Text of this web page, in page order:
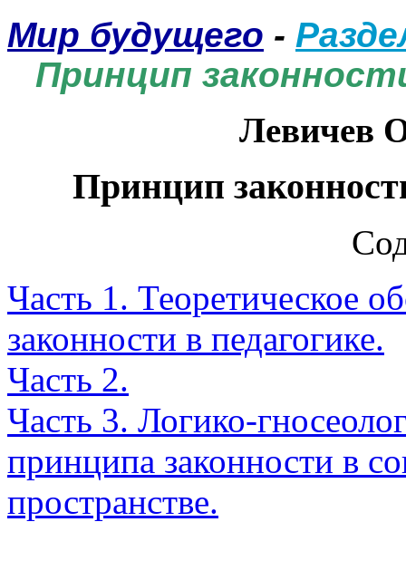
Мир будущего -
Принцип
Левичев
Принцип
Часть 1. Теоретическое
законности в педагогике.
Часть 2.
Часть 3. Логико-
принципа законности в
пространстве.